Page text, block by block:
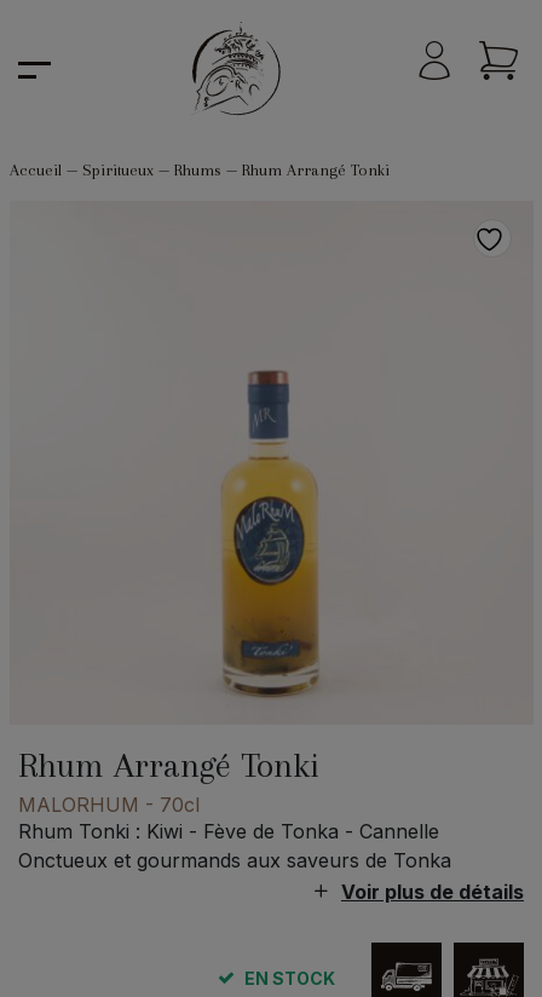
Accueil— Spiritueux— Rhums — Rhum Arrangé Tonki
Rhum Arrangé Tonki
MALORHUM - 70cl
Rhum Tonki : Kiwi - Fève de Tonka - Cannelle
Onctueux et gourmands aux saveurs de Tonka
Voir plus de détails
EN STOCK